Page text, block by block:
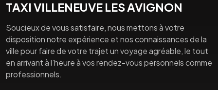
TAXI VILLENEUVE LES AVIGNON
Soucieux de vous satisfaire, nous mettons à votre
disposition notre expérience et nos connaissances de la
ville pour faire de votre trajet un voyage agréable, le tout
en arrivant à l’heure à vos rendez-vous personnels comme
professionnels.